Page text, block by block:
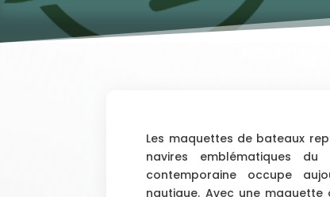
Les maquettes de bateaux
navires emblématiques du
contemporaine occupe
nautique. Avec une maquette